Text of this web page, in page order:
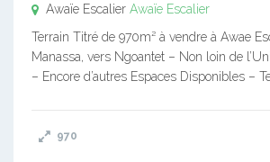
Awaïe Escalier Awaïe Escalier
Terrain Titré de 970m² à vendre à Awae
Manassa, vers Ngoantet – Non loin de
– Encore d’autres Espaces Disponibles –
970